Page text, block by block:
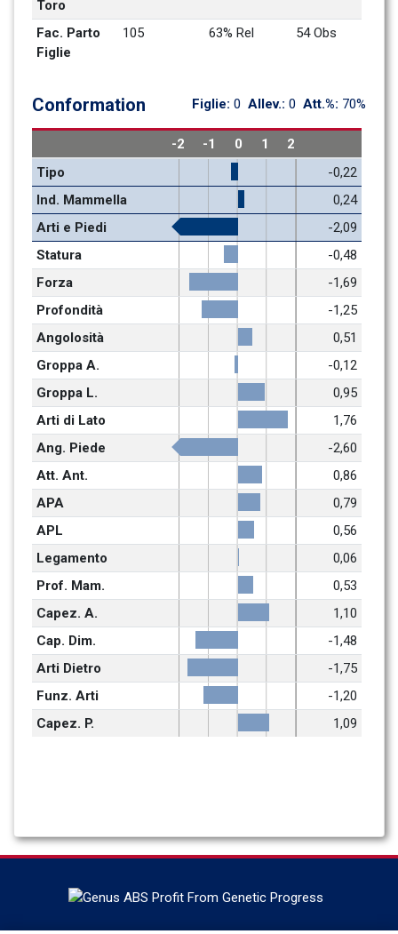
Toro
Fac. Parto
Figlie
105 63% Rel 54 Obs
Conformation Figlie: 0 Allev.: 0 Att.%: 70%
-2 -1 0 1
2
Tipo
-0,22
Ind. Mammella
0,24
Arti e Piedi
-2,09
Statura
-0,48
Forza
-1,69
Profondità
-1,25
Angolosità
0,51
Groppa A.
-0,12
Groppa L.
0,95
Arti di Lato
1,76
Ang. Piede
-2,60
Att. Ant.
0,86
APA
0,79
APL
0,56
Legamento
0,06
Prof. Mam.
0,53
Capez. A.
1,10
Cap. Dim.
-1,48
Arti Dietro
-1,75
Funz. Arti
-1,20
Capez. P.
1,09